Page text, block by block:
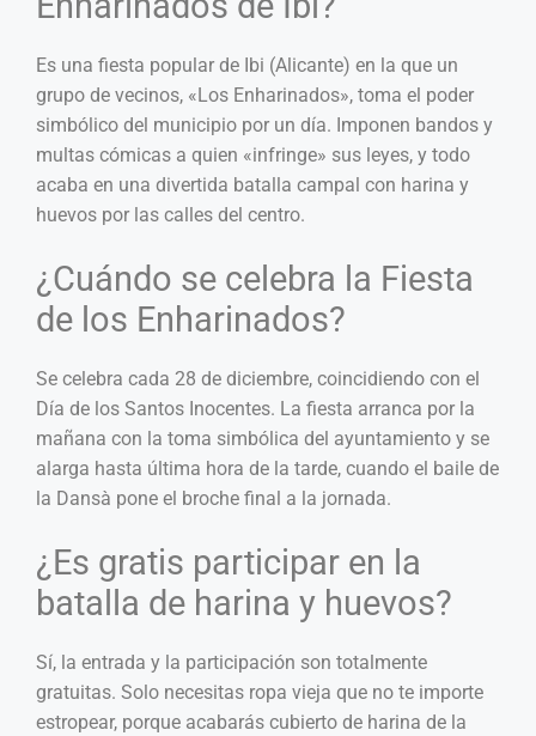
Es una fiesta popular de Ibi (Alicante) en la que un
grupo de vecinos, «Los Enharinados», toma el poder
simbólico del municipio por un día. Imponen bandos y
multas cómicas a quien «infringe» sus leyes, y todo
acaba en una divertida batalla campal con harina y
huevos por las calles del centro.
¿Cuándo se celebra la Fiesta
de los Enharinados?
Se celebra cada 28 de diciembre, coincidiendo con el
Día de los Santos Inocentes. La fiesta arranca por la
mañana con la toma simbólica del ayuntamiento y se
alarga hasta última hora de la tarde, cuando el baile de
la Dansà pone el broche final a la jornada.
¿Es gratis participar en la
batalla de harina y huevos?
Sí, la entrada y la participación son totalmente
gratuitas. Solo necesitas ropa vieja que no te importe
estropear, porque acabarás cubierto de harina de la